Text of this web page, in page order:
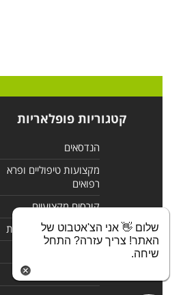
קטגוריות פופלאריות
הנדסאים
מקצועות טיפוליים ופרא
רפואים
קורסים מקצועיים
לימודי מחשבים ורשתות
שלום 👋 אני הצ'אטבוט של
האתר! צריך עזרה? התחל
שיחה.